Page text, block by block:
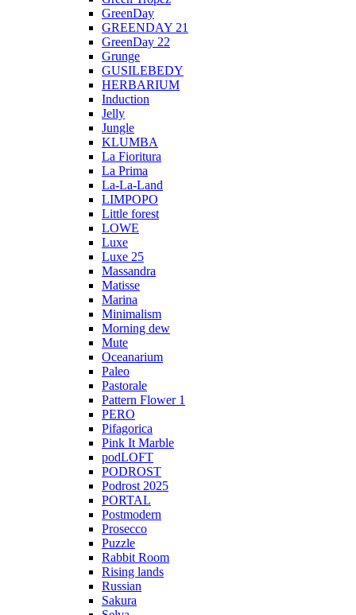
GreenDay
GREENDAY 21
GreenDay 22
Grunge
GUSILEBEDY
HERBARIUM
Induction
Jelly
Jungle
KLUMBA
La Fioritura
La Prima
La-La-Land
LIMPOPO
Little forest
LOWE
Luxe
Luxe 25
Massandra
Matisse
Marina
Minimalism
Morning dew
Mute
Oceanarium
Paleo
Pastorale
Pattern Flower 1
PERO
Pifagorica
Pink It Marble
podLOFT
PODROST
Podrost 2025
PORTAL
Postmodern
Prosecco
Puzzle
Rabbit Room
Rising lands
Russian
Sakura